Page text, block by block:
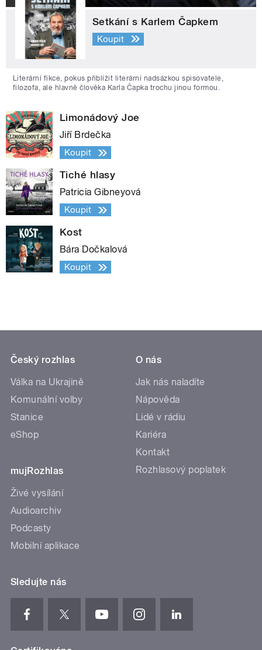
Setkání s Karlem Čapkem
Koupit
Literární fikce, pokus přiblížit literární nadsázkou spisovatele,
filozofa, ale hlavně člověka Karla Čapka trochu jinou formou.
Limonádový Joe
Jiří Brdečka
Koupit
Tiché hlasy
Patricia Gibneyová
Koupit
Kost
Bára Dočkalová
Koupit
Český rozhlas
Válka na Ukrajině
Komunální volby
Stanice
eShop
mujRozhlas
Živé vysílání
Audioarchiv
Podcasty
Mobilní aplikace
O nás
Jak nás naladíte
Nápověda
Lidé v rádiu
Kariéra
Kontakt
Rozhlasový poplatek
Sledujte nás